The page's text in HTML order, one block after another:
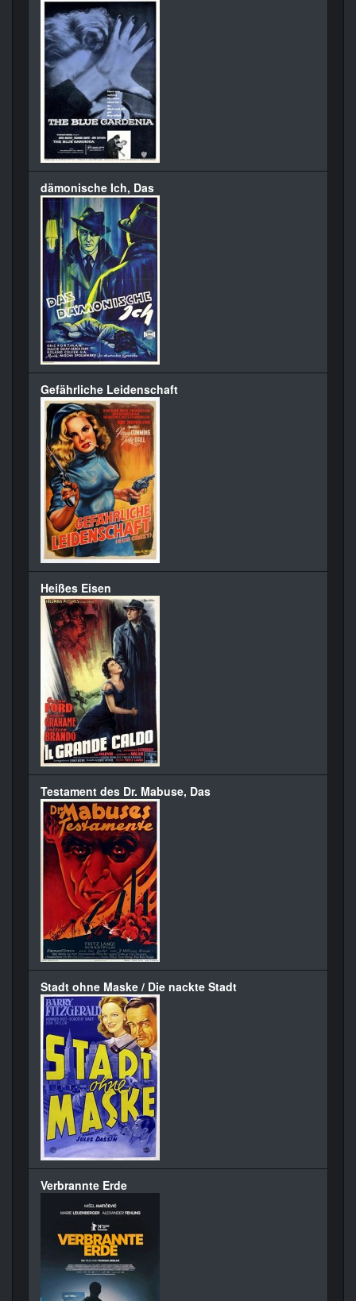
dämonische Ich, Das
Gefährliche Leidenschaft
Heißes Eisen
Testament des Dr. Mabuse, Das
Stadt ohne Maske / Die nackte Stadt
Verbrannte Erde